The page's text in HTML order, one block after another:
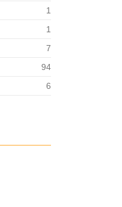
1
1
7
94
6